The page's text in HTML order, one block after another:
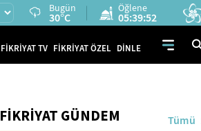
Bugün
30°C
Öğlene
05:39:50
FİKRİYAT TV FİKRİYAT ÖZEL DİNLE
FİKRİYAT GÜNDEM Tümü